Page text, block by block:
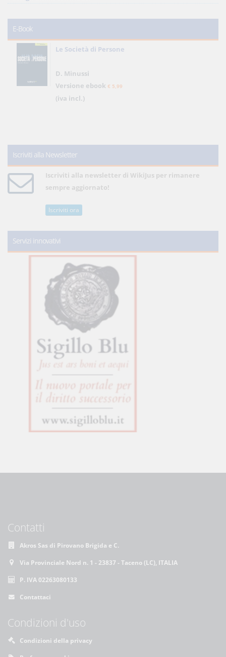
E-Book
Le Società di Persone
D. Minussi
Versione ebook € 5,99
(iva incl.)
Iscriviti alla Newsletter
Iscriviti alla newsletter di WikiJus per rimanere
sempre aggiornato!
Iscriviti ora
Servizi innovativi
Contatti
Akros Sas di Pirovano Brigida e C.
Via Provinciale Nord n. 1 - 23837 - Taceno (LC), ITALIA
P. IVA 02263080133
Contattaci
Condizioni d'uso
Condizioni della privacy